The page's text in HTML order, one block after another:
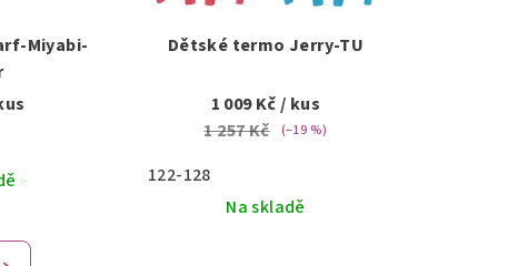
Miyabi-
Dětské termo Jerry-TU
1 009 Kč/ kus
1 257 Kč
(–19 %)
122-128
Na skladě